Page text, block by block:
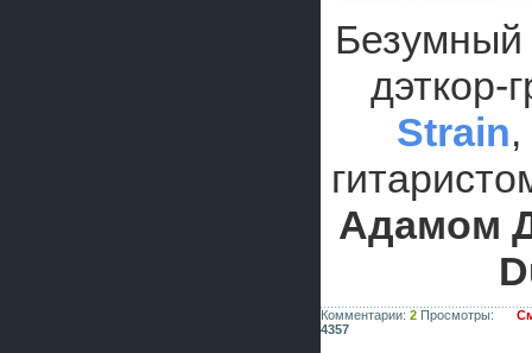
Безумный
дэткор-
Strain
Адамом
Комментарии: 2 Просмотры:
4357